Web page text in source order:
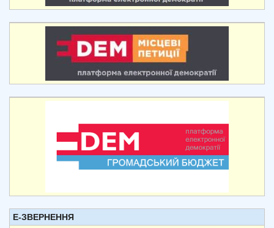
Е-ЗВЕРНЕННЯ